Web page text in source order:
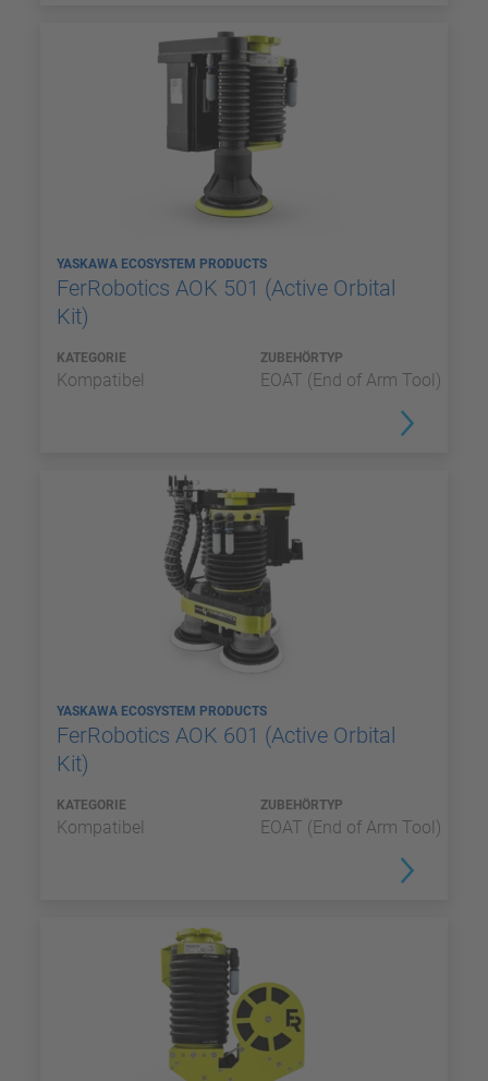
YASKAWA ECOSYSTEM PRODUCTS
FerRobotics AOK 501 (Active Orbital
Kit)
KATEGORIE
Kompatibel
ZUBEHÖRTYP
EOAT (End of Arm Tool)
YASKAWA ECOSYSTEM PRODUCTS
FerRobotics AOK 601 (Active Orbital
Kit)
KATEGORIE
Kompatibel
ZUBEHÖRTYP
EOAT (End of Arm Tool)